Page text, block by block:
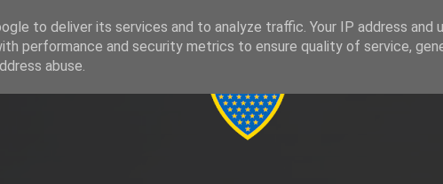
1999
to deliver its services and to analyze traffic. Your IP address and
performance and security metrics to ensure quality of service,
abuse.